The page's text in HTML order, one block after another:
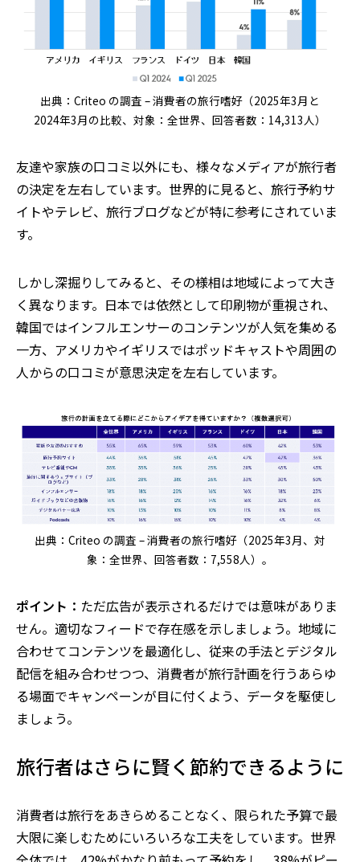
出典：Criteo の調査 – 消費者の旅行嗜好（2025年3月と
2024年3月の比較、対象：全世界、回答者数：14,313人）
友達や家族の口コミ以外にも、様々なメディアが旅行者
の決定を左右しています。世界的に見ると、旅行予約サ
イトやテレビ、旅行ブログなどが特に参考にされていま
す。
しかし深掘りしてみると、その様相は地域によって大き
く異なります。日本では依然として印刷物が重視され、
韓国ではインフルエンサーのコンテンツが人気を集める
一方、アメリカやイギリスではポッドキャストや周囲の
人からの口コミが意思決定を左右しています。
出典：Criteo の調査 – 消費者の旅行嗜好（2025年3月、対
象：全世界、回答者数：7,558人）。
ポイント： ただ広告が表示されるだけでは意味がありま
せん。適切なフィードで存在感を示しましょう。地域に
合わせてコンテンツを最適化し、従来の手法とデジタル
配信を組み合わせつつ、消費者が旅行計画を行うあらゆ
る場面でキャンペーンが目に付くよう、データを駆使し
ましょう。
旅行者はさらに賢く節約できるように
消費者は旅行をあきらめることなく、限られた予算で最
大限に楽しむためにいろいろな工夫をしています。世界